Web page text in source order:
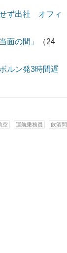
ず出社 オフィ
面の間」
（24
ルン発3時間遅
空 運航乗務員 飲酒問